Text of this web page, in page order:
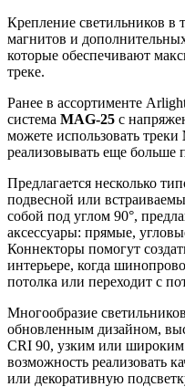
Крепление светильников в
магнитов и
которые обеспечивают
треке.
Ранее в ассортименте
система MAG-25 с
можете использовать треки
реализовывать еще больше
Предлагается несколько
подвесной или
собой под углом 90°,
аксессуары: прямые,
Коннекторы помогут
интерьере, когда
потолка или переходит с
Многообразие
обновленным дизайном,
CRI 90, узким или широким
возможность реализовать
или декоративную